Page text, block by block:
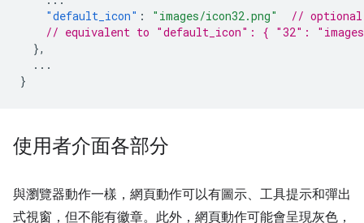
"default_icon" : "images/icon32.png"
// optional
// equivalent to "default_icon": { "32":
},
...
}
使用者介面各部分
與瀏覽器動作一樣，網頁動作可以有圖示、工具提示和彈出
式視窗，但不能有徽章。此外，網頁動作可能會呈現灰色，